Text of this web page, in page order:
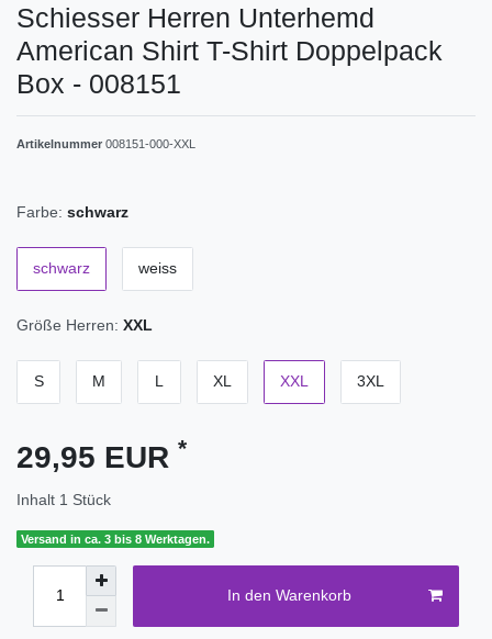
Schiesser Herren Unterhemd
American Shirt T-Shirt Doppelpack
Box - 008151
Artikelnummer 008151-000-XXL
Farbe: schwarz
schwarz weiss
Größe Herren: XXL
S M L XL XXL 3XL
29,95 EUR *
Inhalt 1 Stück
Versand in ca. 3 bis 8 Werktagen.
In den Warenkorb